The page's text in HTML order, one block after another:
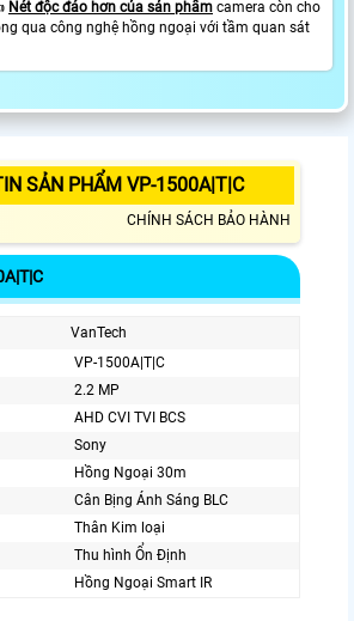
Nét độc đáo hơn của sản phẩm camera còn cho
qua công nghệ hồng ngoại với tầm quan sát
SẢN PHẨM VP-1500A|T|C
CHÍNH SÁCH BẢO HÀNH
VanTech
VP-1500A|T|C
2.2 MP
AHD CVI TVI BCS
Sony
Hồng Ngoại 30m
Cân Bịng Ánh Sáng BLC
Thân Kim loại
Thu hình Ổn Định
Hồng Ngoại Smart IR